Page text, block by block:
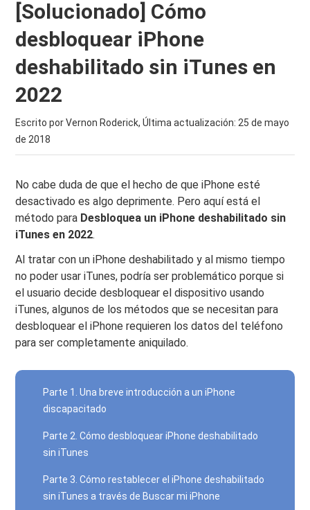
[Solucionado] Cómo
desbloquear iPhone
deshabilitado sin iTunes en
2022
Escrito por Vernon Roderick, Última actualización: 25 de mayo
de 2018
No cabe duda de que el hecho de que iPhone esté
desactivado es algo deprimente. Pero aquí está el
método para Desbloquea un iPhone deshabilitado sin
iTunes en 2022.
Al tratar con un iPhone deshabilitado y al mismo tiempo
no poder usar iTunes, podría ser problemático porque si
el usuario decide desbloquear el dispositivo usando
iTunes, algunos de los métodos que se necesitan para
desbloquear el iPhone requieren los datos del teléfono
para ser completamente aniquilado.
Parte 1. Una breve introducción a un iPhone
discapacitado
Parte 2. Cómo desbloquear iPhone deshabilitado
sin iTunes
Parte 3. Cómo restablecer el iPhone deshabilitado
sin iTunes a través de Buscar mi iPhone